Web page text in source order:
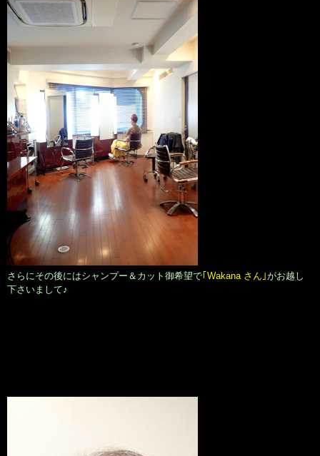
さらにその後にはシャンプー＆カット御希望で｢Wakana さん｣がお越し
下さいまして♪